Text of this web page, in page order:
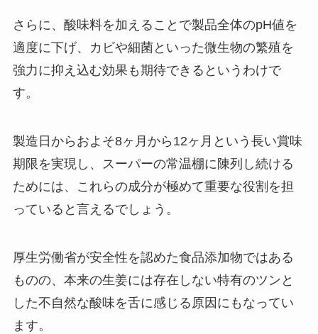
さらに、酸味料を加えることで製品全体のpH値を
適度に下げ、カビや細菌といった微生物の繁殖を
強力に抑え込む効果も期待できるというわけで
す。
製造日からおよそ8ヶ月から12ヶ月という長い賞味
期限を実現し、スーパーの常温棚に陳列し続ける
ためには、これらの成分が極めて重要な役割を担
っていると言えるでしょう。
厚生労働省が安全性を認めた食品添加物ではある
ものの、本来の生姜には存在しない特有のツンと
した不自然な酸味を舌に感じる原因にもなってい
ます。